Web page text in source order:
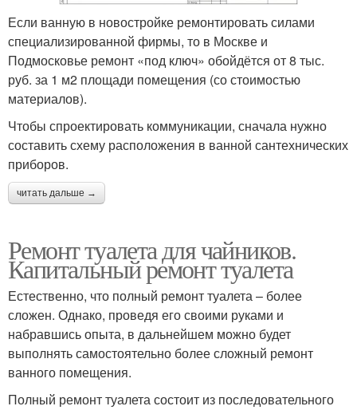
Если ванную в новостройке ремонтировать силами
специализированной фирмы, то в Москве и
Подмосковье ремонт «под ключ» обойдётся от 8 тыс.
руб. за 1 м2 площади помещения (со стоимостью
материалов).
Чтобы спроектировать коммуникации, сначала нужно
составить схему расположения в ванной сантехнических
приборов.
читать дальше →
Ремонт туалета для чайников.
Капитальный ремонт туалета
Естественно, что полный ремонт туалета – более
сложен. Однако, проведя его своими руками и
набравшись опыта, в дальнейшем можно будет
выполнять самостоятельно более сложный ремонт
ванного помещения.
Полный ремонт туалета состоит из последовательного